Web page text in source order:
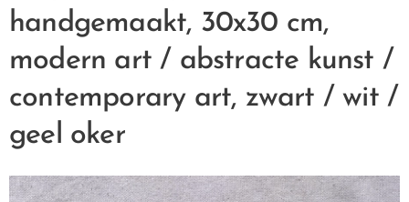
handgemaakt, 30x30 cm,
modern art / abstracte kunst /
contemporary art, zwart / wit /
geel oker